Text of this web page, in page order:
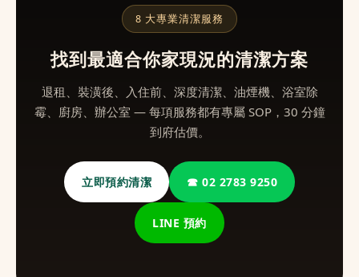
8 大專業清潔服務
找到最適合你家現況的清潔方案
退租、裝潢後、入住前、深度清潔、油煙機、浴室除
霉、廚房、辦公室 — 每項服務都有專屬 SOP，30 分鐘
到府估價。
立即預約清潔 ☎ 02 2783 9250
LINE 預約